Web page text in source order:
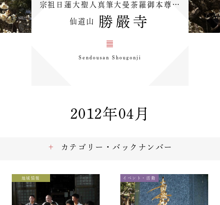
宗祖日蓮大聖人真筆大曼荼羅御本尊…
仙道山 勝嚴寺
Sendousan Shougonji
2012年04月
地域情報 イベント・活動
カテゴリー・バックナンバー